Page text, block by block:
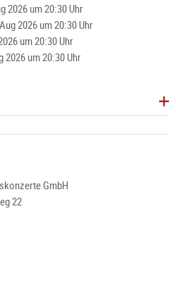
einmal zu toppen, besteht zudem in den
die Möglichkeit, das VIP-Angebot
oder der "Amphibious" zur
Buchung über die
2026 um 20:30 Uhr
2026 um 20:30 Uhr
um 20:30 Uhr
2026 um 20:30 Uhr
GmbH
22